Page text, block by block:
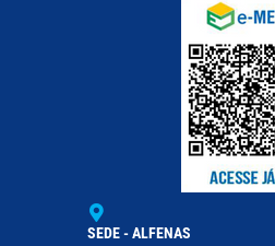
SEDE - ALFENAS